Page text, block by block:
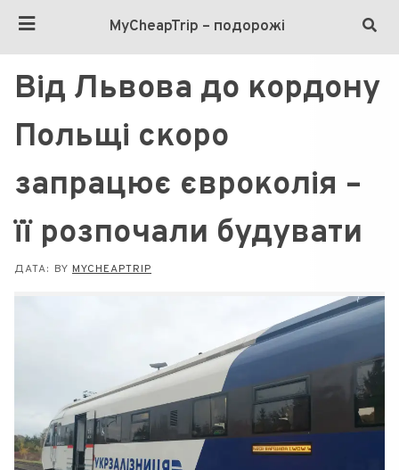
MyCheapTrip – подорожі
Від Львова до кордону
Польщі скоро
запрацює євроколія –
її розпочали будувати
ДАТА: BY MYCHEAPTRIP